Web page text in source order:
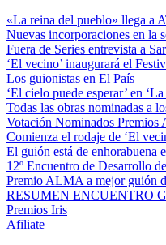
«La reina del pueblo» llega a
Nuevas incorporaciones en la
Fuera de Series entrevista a
‘El vecino’ inaugurará el
Los guionistas en El País
‘El cielo puede esperar’ en
Todas las obras nominadas a
Votación Nominados Premios
Comienza el rodaje de ‘El
El guión está de enhorabuena
12º Encuentro de Desarrollo
Premio ALMA a mejor guión
RESUMEN ENCUENTRO
Premios Iris
Afiliate